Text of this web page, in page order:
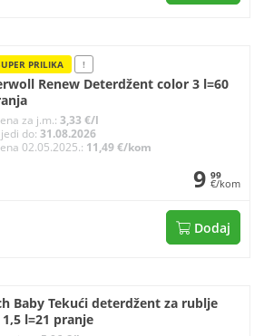
PRILIKA !
Renew Deterdžent color 3 l=60
za j.m.: 3,33 €/l
do: 31.08.2026
02.05.2025.: 11,49 €/kom
9 99
€/kom
Dodaj
Baby Tekući deterdžent za rublje
l=21 pranje